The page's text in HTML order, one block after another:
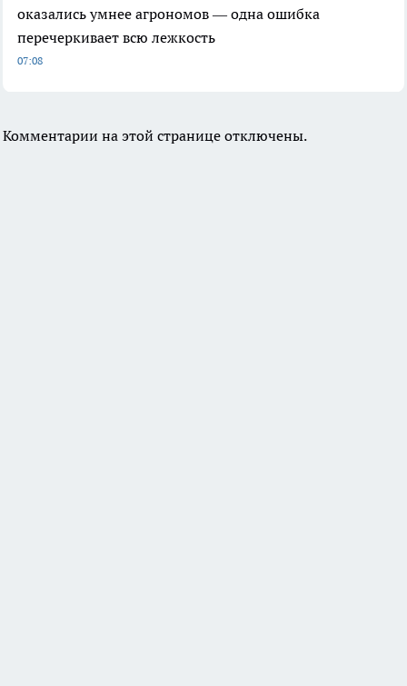
оказались умнее агрономов — одна ошибка
перечеркивает всю лежкость
07:08
Комментарии на этой странице отключены.